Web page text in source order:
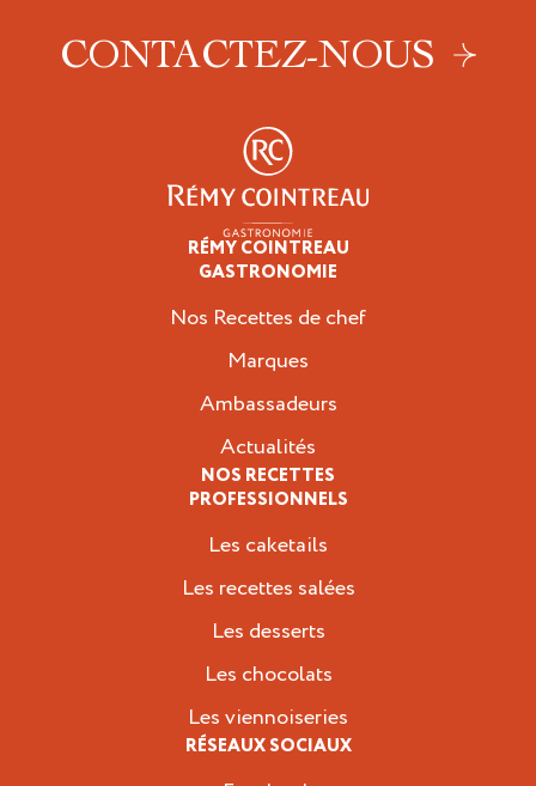
CONTACTEZ-NOUS
RÉMY COINTREAU
GASTRONOMIE
Nos Recettes de chef
Marques
Ambassadeurs
Actualités
NOS RECETTES
PROFESSIONNELS
Les caketails
Les recettes salées
Les desserts
Les chocolats
Les viennoiseries
RÉSEAUX SOCIAUX